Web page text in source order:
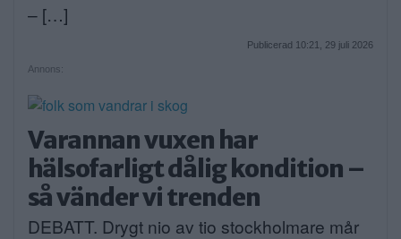
– […]
Publicerad 10:21, 29 juli 2026
Annons:
Varannan vuxen har
hälsofarligt dålig kondition –
så vänder vi trenden
DEBATT. Drygt nio av tio stockholmare mår